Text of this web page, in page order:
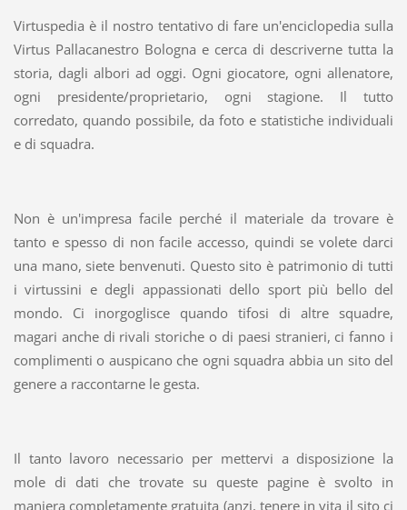
Virtuspedia è il nostro tentativo di fare un'enciclopedia sulla
Virtus Pallacanestro Bologna e cerca di descriverne tutta la
storia, dagli albori ad oggi. Ogni giocatore, ogni allenatore,
ogni presidente/proprietario, ogni stagione. Il tutto
corredato, quando possibile, da foto e statistiche individuali
e di squadra.
Non è un'impresa facile perché il materiale da trovare è
tanto e spesso di non facile accesso, quindi se volete darci
una mano, siete benvenuti. Questo sito è patrimonio di tutti
i virtussini e degli appassionati dello sport più bello del
mondo. Ci inorgoglisce quando tifosi di altre squadre,
magari anche di rivali storiche o di paesi stranieri, ci fanno i
complimenti o auspicano che ogni squadra abbia un sito del
genere a raccontarne le gesta.
Il tanto lavoro necessario per mettervi a disposizione la
mole di dati che trovate su queste pagine è svolto in
maniera completamente gratuita (anzi, tenere in vita il sito ci